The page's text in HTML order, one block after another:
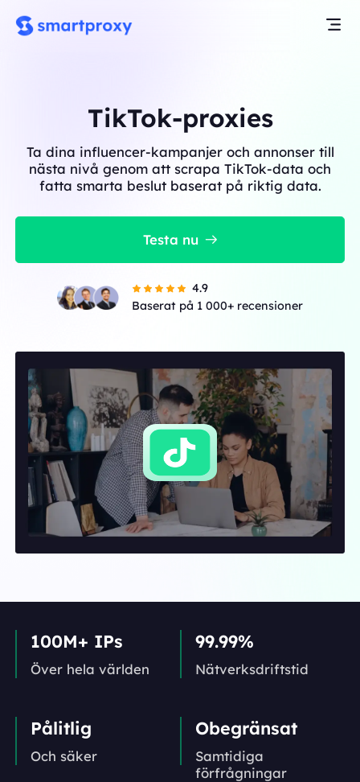
TikTok-proxies
Ta dina influencer-kampanjer och annonser till
nästa nivå genom att scrapa TikTok-data och
fatta smarta beslut baserat på riktig data.
Testa nu
4.9
Baserat på 1 000+ recensioner
100M+ IPs
Över hela världen
99.99%
Nätverks­driftstid
Pålitlig
Och säker
Obegränsat
Samtidiga
förfrågningar